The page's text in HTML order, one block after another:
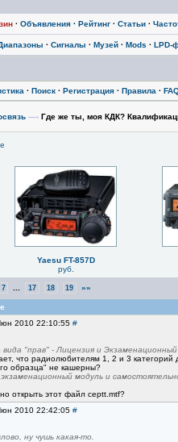
· Объявления · Рейтинг · Статьи ·
· Сигналы · Музей · Mods · LPD-
· Поиск · Регистрация · Правила ·
—› Где же ты, моя КДК?
Yaesu FT-857D
руб.
7 17 18 19 »»
2010 22:10:55 #
вида "прав" - Лицензия и
что радиолюбителям 1, 2 и 3 категорий
образца" не кашерны?
экзаменационный модуль и
открыть этот файл ceptt.mtf?
2010 22:42:05 #
ну чушь какая-то.